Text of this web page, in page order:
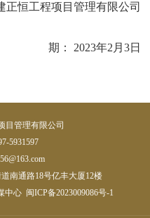
正恒工程项目管理有限公司
期： 2023年2月3日
目管理有限公司
5931597
南通路18号亿丰大厦12楼
中心 闽ICP备2023009086号-1